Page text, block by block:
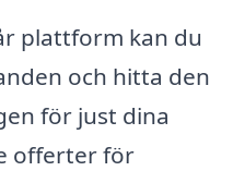
plattform kan du
och hitta den
för just dina
offerter för